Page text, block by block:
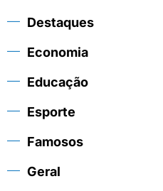
Destaques
Economia
Educação
Esporte
Famosos
Geral